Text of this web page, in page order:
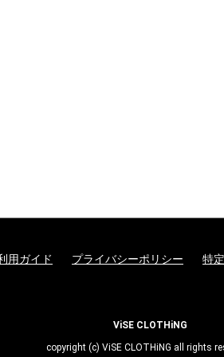
用ガイド プライバシーポリシー 特
ViSE CLOTHiNG
copyright (c) ViSE CLOTHiNG all rights